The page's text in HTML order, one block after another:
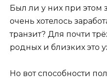
Был ли у них при этом
очень хотелось
транзит? Для почти
родных и близких это
Но вот способности